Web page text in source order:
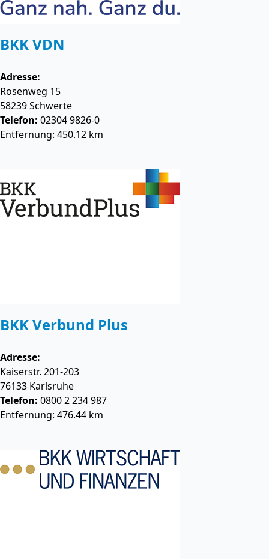
BKK VDN
Adresse:
Rosenweg 15
58239Schwerte
Telefon: 02304 9826-0
Entfernung: 450.12 km
BKK Verbund Plus
Adresse:
Kaiserstr. 201-203
76133 Karlsruhe
Telefon: 0800 2 234 987
Entfernung: 476.44 km